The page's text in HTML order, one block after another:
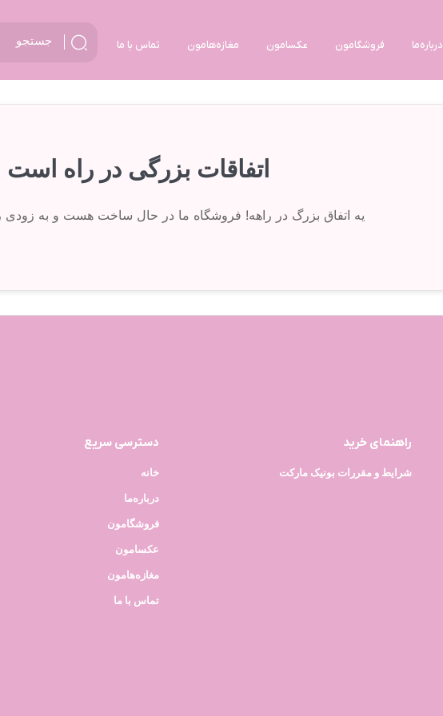
درباره‌ما فروشگامون عکسامون مغازه‌هامون تماس با ما
اتفاقات بزرگی در راه است
یه اتفاق بزرگ در راهه! فروشگاه ما در حال ساخت هست و به زودی
راهنمای خرید
شرایط و مقررات بونیک مارکت
دسترسی سریع
خانه
درباره‌ما
فروشگامون
عکسامون
مغازه‌هامون
تماس با ما